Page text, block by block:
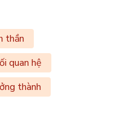
thần
quan hệ
thành